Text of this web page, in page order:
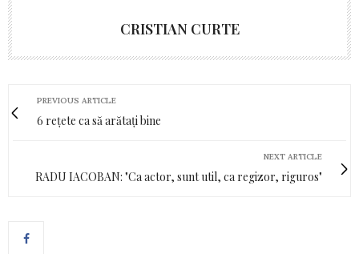
CRISTIAN CURTE
PREVIOUS ARTICLE
6 rețete ca să arătați bine
NEXT ARTICLE
RADU IACOBAN: "Ca actor, sunt util, ca regizor, riguros"